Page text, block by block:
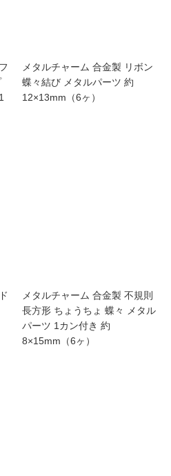
メタルチャーム 合金製 リボン
蝶々結び メタルパーツ 約
12×13mm（6ヶ）
メタルチャーム 合金製 不規則
長方形 ちょうちょ 蝶々 メタル
パーツ 1カン付き 約
8×15mm（6ヶ）